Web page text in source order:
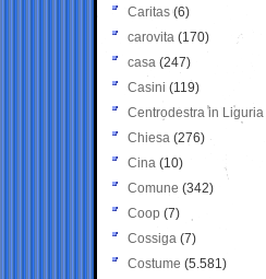
Caritas (6)
carovita (170)
casa (247)
Casini (119)
Centrodestra in Liguria
Chiesa (276)
Cina (10)
Comune (342)
Coop (7)
Cossiga (7)
Costume (5.581)